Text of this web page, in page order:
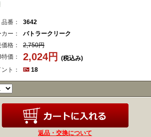
品番：
3642
ー：
バトラークリーク
格：
2,750円
価：
2,024円
(税込み)
ト：
18
返品・交換について